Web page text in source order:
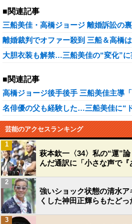
■関連記事
三船美佳・高橋ジョージ 離婚訴訟の
離婚裁判でオファー殺到 三船＆高橋
大胆衣装も解禁…三船美佳の“変化”
■関連記事
高橋ジョージ後手後手 三船美佳主導
名俳優の父も経験した…三船美佳に“
芸能のアクセスランキング
萩本欽一〈34〉私の“運”
んだ通訳に「小さな声で『
1
強いショック状態の清水
くした神田正輝らもたど
2
3